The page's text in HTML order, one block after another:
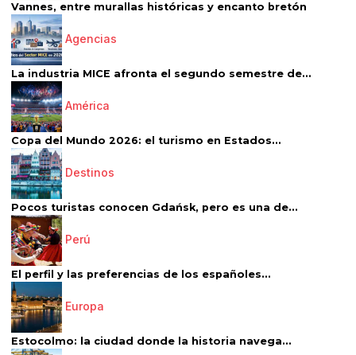
Vannes, entre murallas históricas y encanto bretón
Agencias
La industria MICE afronta el segundo semestre de...
América
Copa del Mundo 2026: el turismo en Estados...
Destinos
Pocos turistas conocen Gdańsk, pero es una de...
Perú
El perfil y las preferencias de los españoles...
Europa
Estocolmo: la ciudad donde la historia navega...